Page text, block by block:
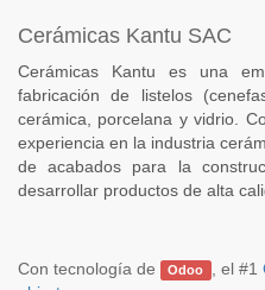
Cerámicas Kantu SAC
Cerámicas Kantu es una
fabricación de listelos
cerámica, porcelana y vidrio.
experiencia en la industria
de acabados para la
desarrollar productos de alta
Con tecnología de Odoo , el #1